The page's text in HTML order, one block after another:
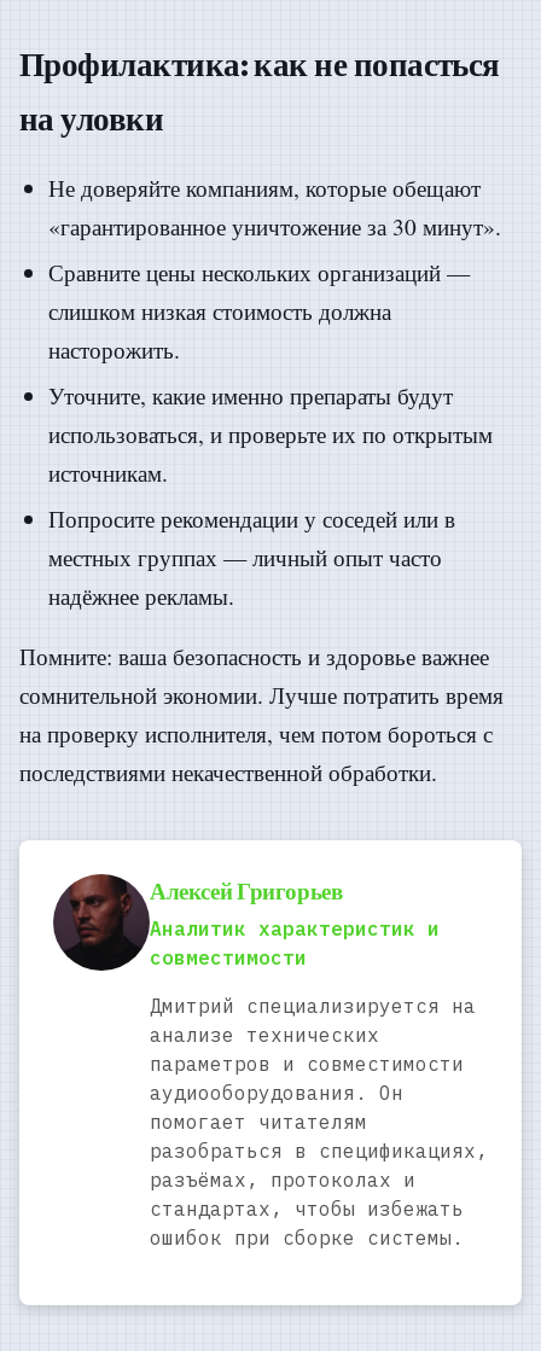
Профилактика: как не попасться
на уловки
Не доверяйте компаниям, которые обещают
«гарантированное уничтожение за 30 минут».
Сравните цены нескольких организаций —
слишком низкая стоимость должна
насторожить.
Уточните, какие именно препараты будут
использоваться, и проверьте их по открытым
источникам.
Попросите рекомендации у соседей или в
местных группах — личный опыт часто
надёжнее рекламы.
Помните: ваша безопасность и здоровье важнее
сомнительной экономии. Лучше потратить время
на проверку исполнителя, чем потом бороться с
последствиями некачественной обработки.
Алексей Григорьев
Аналитик характеристик и
совместимости
Дмитрий специализируется на
анализе технических
параметров и совместимости
аудиооборудования. Он
помогает читателям
разобраться в спецификациях,
разъёмах, протоколах и
стандартах, чтобы избежать
ошибок при сборке системы.